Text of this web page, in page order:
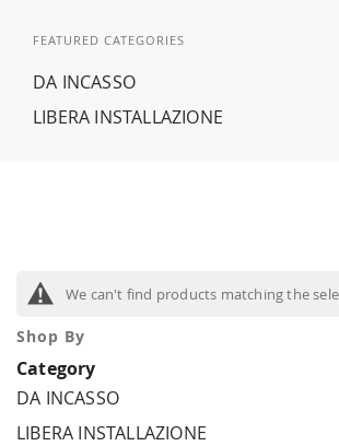
FEATURED CATEGORIES
DA INCASSO
LIBERA INSTALLAZIONE
We can't find products matching the
Shop By
Category
DA INCASSO
LIBERA INSTALLAZIONE